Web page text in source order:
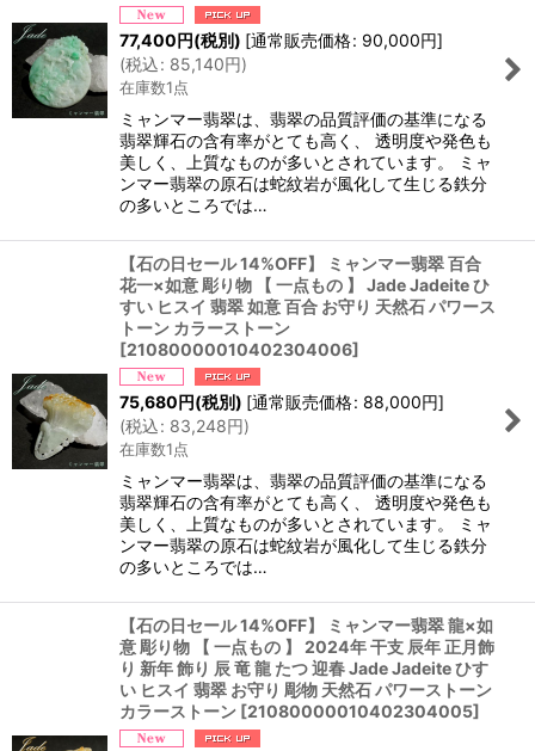
77,400円(税別) [通常販売価格: 90,000円]
(税込: 85,140円)
在庫数1点
ミャンマー翡翠は、翡翠の品質評価の基準になる
翡翠輝石の含有率がとても高く、 透明度や発色も
美しく、上質なものが多いとされています。 ミャ
ンマー翡翠の原石は蛇紋岩が風化して生じる鉄分
の多いところでは…
【石の日セール 14%OFF】 ミャンマー翡翠 百合
花一×如意 彫り物 【 一点もの 】 Jade Jadeite ひ
すい ヒスイ 翡翠 如意 百合 お守り 天然石 パワース
トーン カラーストーン
[21080000010402304006]
75,680円(税別) [通常販売価格: 88,000円]
(税込: 83,248円)
在庫数1点
ミャンマー翡翠は、翡翠の品質評価の基準になる
翡翠輝石の含有率がとても高く、 透明度や発色も
美しく、上質なものが多いとされています。 ミャ
ンマー翡翠の原石は蛇紋岩が風化して生じる鉄分
の多いところでは…
【石の日セール 14%OFF】 ミャンマー翡翠 龍×如
意 彫り物 【 一点もの 】 2024年 干支 辰年 正月飾
り 新年 飾り 辰 竜 龍 たつ 迎春 Jade Jadeite ひす
い ヒスイ 翡翠 お守り 彫物 天然石 パワーストーン
カラーストーン [21080000010402304005]